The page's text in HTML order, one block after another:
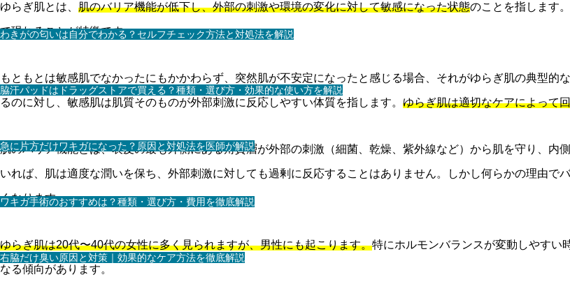
わきがの匂いは自分でわかる？セルフチェック方法と対処法を解説
脇汗パッドはドラッグストアで買える？種類・選び方・効果的な使い方を解説
急に片方だけワキガになった？原因と対処法を医師が解説
ワキガ手術のおすすめは？種類・選び方・費用を徹底解説
右脇だけ臭い原因と対策｜効果的なケア方法を徹底解説
ゆらぎ肌とは、 肌のバリア機能が低下し、外部の刺激や環境の変化に対して敏感になった状態のことを指します
て現れることが特徴です。
もともとは敏感肌でなかったにもかかわらず、突然肌が不安定になったと感じる場合、それがゆらぎ肌の典型
るのに対し、敏感肌は肌質そのものが外部刺激に反応しやすい体質を指します。 ゆらぎ肌は適切なケアによって
肌のバリア機能とは、表皮の最も外側にある角質層が外部の刺激（細菌、乾燥、紫外線など）から肌を守り、内
いれば、肌は適度な潤いを保ち、外部刺激に対しても過剰に反応することはありません。しかし何らかの理由
くなります。
ゆらぎ肌は20代〜40代の女性に多く見られますが、男性にも起こります。特にホルモンバランスが変動しやすい
なる傾向があります。